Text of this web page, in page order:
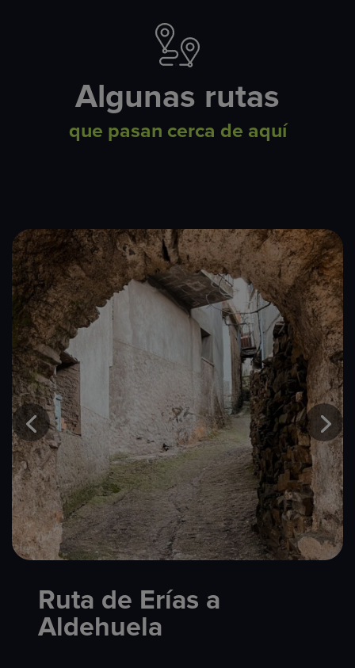
Algunas rutas
que pasan cerca de aquí
Ruta de Erías a
Aldehuela